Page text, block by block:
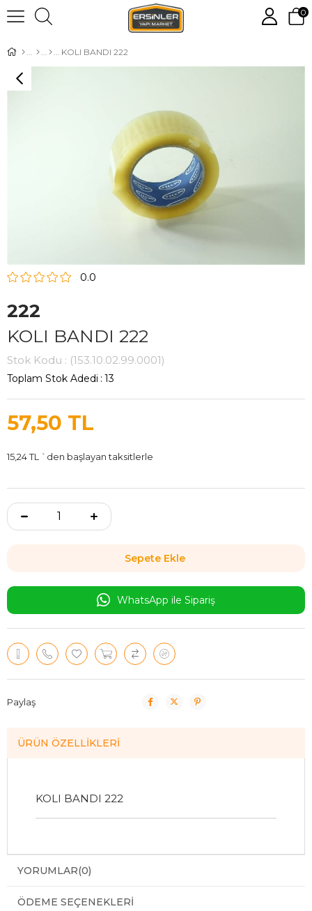
0
KOLI BANDI 222
0.0
222
KOLI BANDI 222
Stok Kodu (153.10.02.99.0001)
Toplam Stok Adedi : 13
57,50 TL
15,24 TL `den başlayan taksitlerle
WhatsApp ile Sipariş
Paylaş
ÜRÜN ÖZELLIKLERI
KOLI BANDI 222
YORUMLAR(0)
ÖDEME SEÇENEKLERI